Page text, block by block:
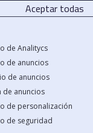
los derechos reservados.
S.L. – CIF B87805545.
Aceptar todas
de Analitycs
de anuncios
de anuncios
de anuncios
de personalización
de seguridad